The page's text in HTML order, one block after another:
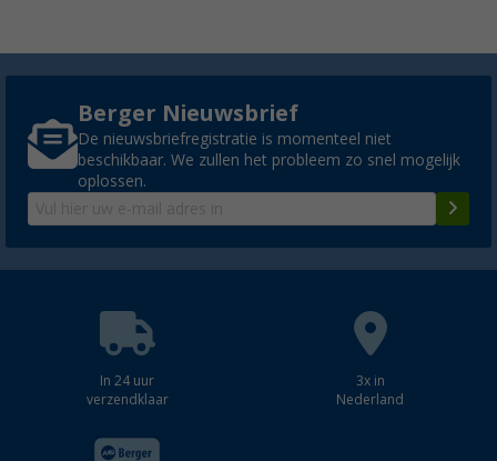
Berger Nieuwsbrief
De nieuwsbriefregistratie is momenteel niet
beschikbaar. We zullen het probleem zo snel mogelijk
oplossen.
In 24 uur
verzendklaar
3x in
Nederland